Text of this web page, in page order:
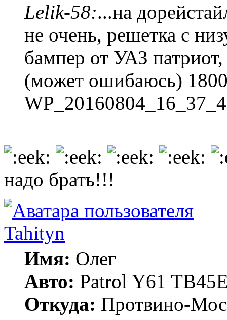
Lelik-58:...на
не очень, решетка с
бампер от УАЗ
(может ошибаюсь)
надо брать!!!
Tahityn
Имя: Олег
Авто: Patrol Y61
Откуда: Протвино-